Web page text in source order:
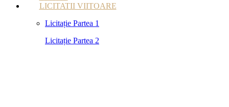
LICITATII VIITOARE
Licitație Partea 1
Licitație Partea 2